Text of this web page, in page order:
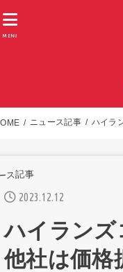
MENU
ニュース記事 ハイラ
ス記事
2023.12.12
ハイランズ
他社は価格